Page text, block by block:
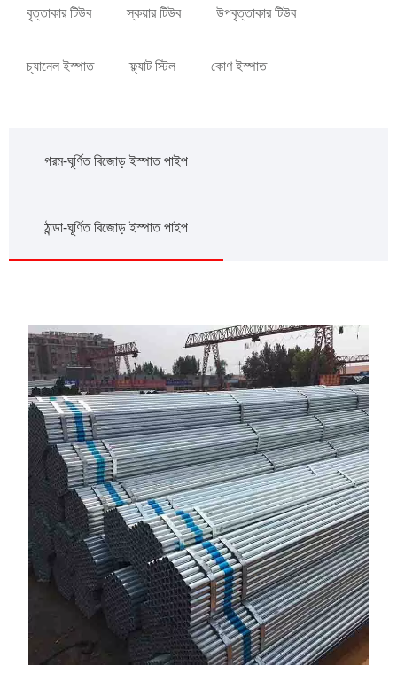
বৃত্তাকার টিউব স্কয়ার টিউব উপবৃত্তাকার টিউব
চ্যানেল ইস্পাত ফ্ল্যাট স্টিল কোণ ইস্পাত
গরম-ঘূর্ণিত বিজোড় ইস্পাত পাইপ
ঠান্ডা-ঘূর্ণিত বিজোড় ইস্পাত পাইপ